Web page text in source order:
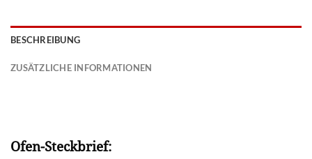
BESCHREIBUNG
ZUSÄTZLICHE INFORMATIONEN
Ofen-Steckbrief: